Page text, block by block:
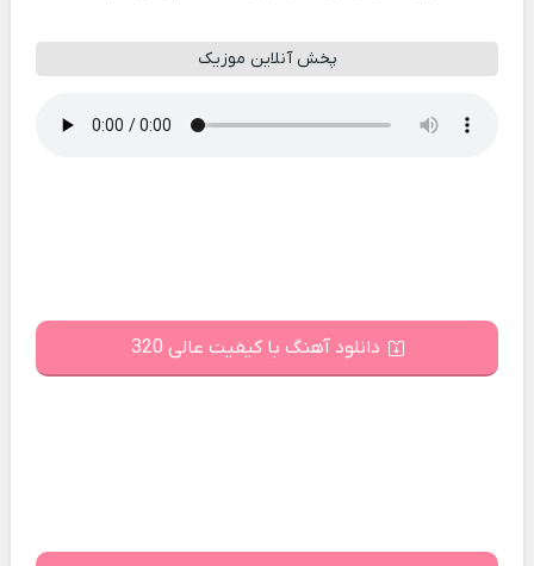
پخش آنلاین موزیک
دانلود آهنگ با کیفیت عالی 320